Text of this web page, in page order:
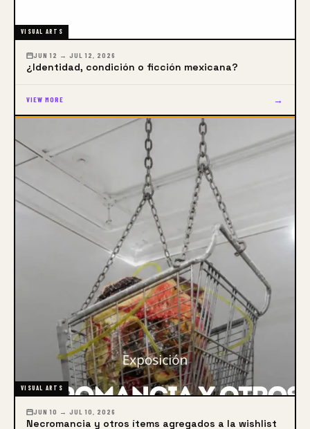
VISUAL ARTS
JUN 12 → JUL 12, 2026
¿Identidad, condición o ficción mexicana?
VIEW MORE →
VISUAL ARTS
JUN 10 → JUL 10, 2026
Necromancia y otros ítems agregados a la wishlist